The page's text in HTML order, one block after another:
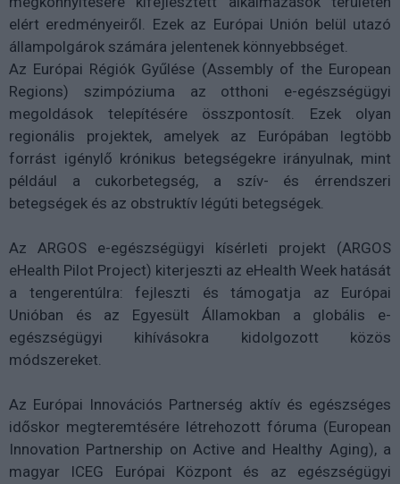
elért eredményeiről. Ezek az Európai Unión belül utazó
állampolgárok számára jelentenek könnyebbséget.
Az Európai Régiók Gyűlése (Assembly of the European
Regions) szimpóziuma az otthoni e-egészségügyi
megoldások telepítésére összpontosít. Ezek olyan
regionális projektek, amelyek az Európában legtöbb
forrást igénylő krónikus betegségekre irányulnak, mint
például a cukorbetegség, a szív- és érrendszeri
betegségek és az obstruktív légúti betegségek.
Az ARGOS e-egészségügyi kísérleti projekt (ARGOS
eHealth Pilot Project) kiterjeszti az eHealth Week hatását
a tengerentúlra: fejleszti és támogatja az Európai
Unióban és az Egyesült Államokban a globális e-
egészségügyi kihívásokra kidolgozott közös
módszereket.
Az Európai Innovációs Partnerség aktív és egészséges
időskor megteremtésére létrehozott fóruma (European
Innovation Partnership on Active and Healthy Aging), a
magyar ICEG Európai Központ és az egészségügyi